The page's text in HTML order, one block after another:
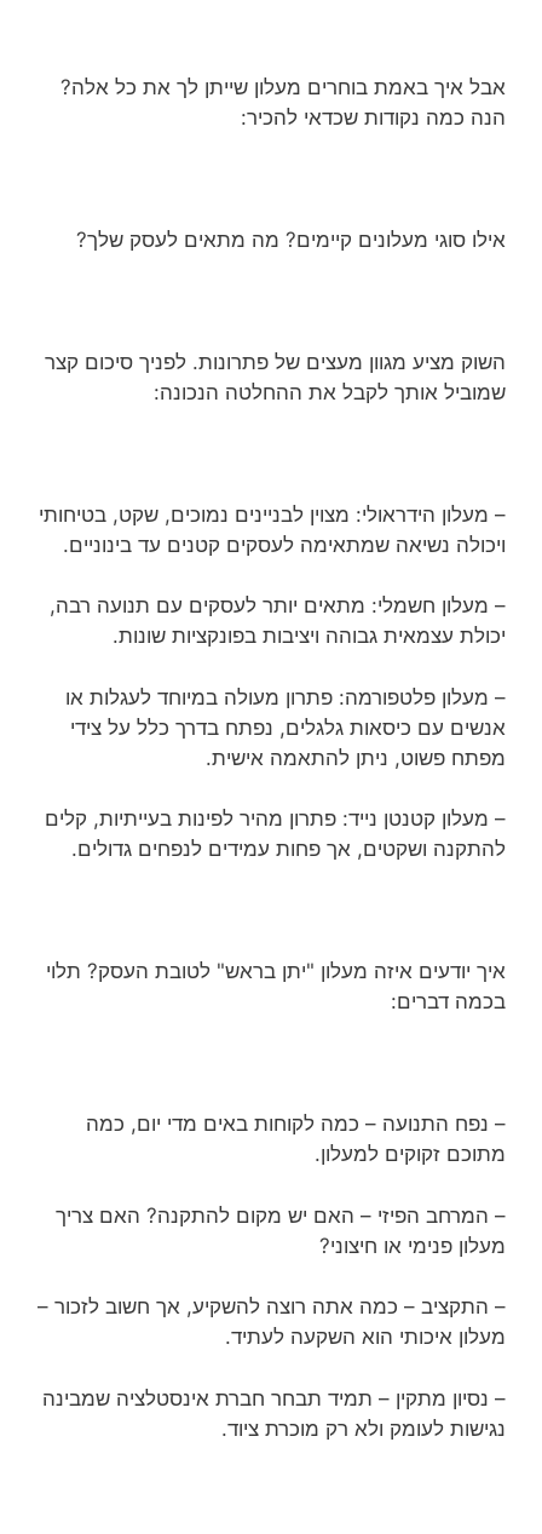
אבל איך באמת בוחרים מעלון שייתן לך את כל אלה?
הנה כמה נקודות שכדאי להכיר:
אילו סוגי מעלונים קיימים? מה מתאים לעסק שלך?
השוק מציע מגוון מעצים של פתרונות. לפניך סיכום קצר
שמוביל אותך לקבל את ההחלטה הנכונה:
– מעלון הידראולי: מצוין לבניינים נמוכים, שקט, בטיחותי
ויכולה נשיאה שמתאימה לעסקים קטנים עד בינוניים.
– מעלון חשמלי: מתאים יותר לעסקים עם תנועה רבה,
יכולת עצמאית גבוהה ויציבות בפונקציות שונות.
– מעלון פלטפורמה: פתרון מעולה במיוחד לעגלות או
אנשים עם כיסאות גלגלים, נפתח בדרך כלל על צידי
מפתח פשוט, ניתן להתאמה אישית.
– מעלון קטנטן נייד: פתרון מהיר לפינות בעייתיות, קלים
להתקנה ושקטים, אך פחות עמידים לנפחים גדולים.
איך יודעים איזה מעלון "יתן בראש" לטובת העסק? תלוי
בכמה דברים:
– נפח התנועה – כמה לקוחות באים מדי יום, כמה
מתוכם זקוקים למעלון.
– המרחב הפיזי – האם יש מקום להתקנה? האם צריך
מעלון פנימי או חיצוני?
– התקציב – כמה אתה רוצה להשקיע, אך חשוב לזכור –
מעלון איכותי הוא השקעה לעתיד.
– נסיון מתקין – תמיד תבחר חברת אינסטלציה שמבינה
נגישות לעומק ולא רק מוכרת ציוד.